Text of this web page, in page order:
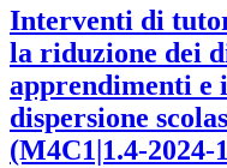
Interventi di
la riduzione dei
apprendimenti e
dispersione
(M4C1|1.4-2024-